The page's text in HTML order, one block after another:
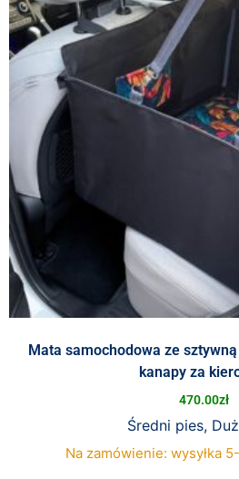
Mata samochodowa ze
kanapy za
470.00zł
Średni pies,
Na zamówienie: wysyłka